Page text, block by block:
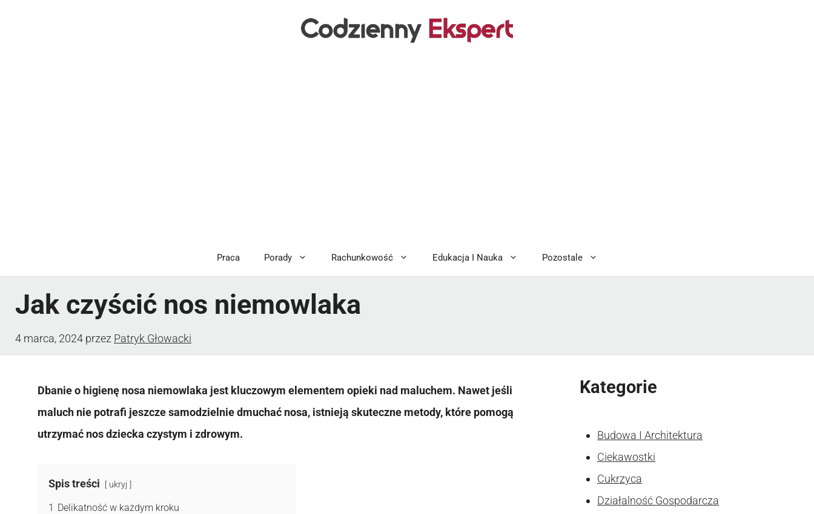
Praca Porady Rachunkowość Edukacja I Nauka Pozostale
Jak czyścić nos niemowlaka
4 marca, 2024 przez Patryk Głowacki
Dbanie o higienę nosa niemowlaka jest kluczowym elementem opieki nad maluchem. Nawet jeśli
maluch nie potrafi jeszcze samodzielnie dmuchać nosa, istnieją skuteczne metody, które pomogą
utrzymać nos dziecka czystym i zdrowym.
Spis treści ukryj
1 Delikatność w każdym kroku
Kategorie
Budowa I Architektura
Ciekawostki
Cukrzyca
Działalność Gospodarcza